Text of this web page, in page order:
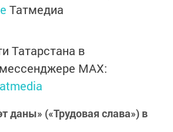
Татмедиа
Татарстана в
MАХ:
даны» («Трудовая слава») в